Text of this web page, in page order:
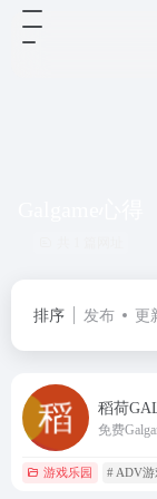
排序 发布 更
稻荷
免费
游戏乐园 # ADV游